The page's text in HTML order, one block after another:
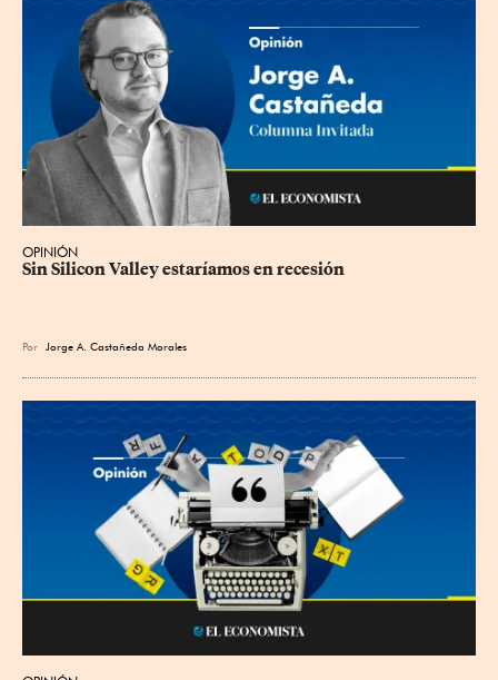
OPINIÓN
Sin Silicon Valley estaríamos en recesión
Por Jorge A. Castañeda Morales